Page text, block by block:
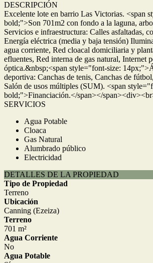
DESCRIPCIÓN
Excelente lote en barrio Las Victorias. <span
bold;">Son 701m2 con fondo a la laguna,
Servicios e infraestructura: Calles asfaltadas,
Energía eléctrica (media y baja tensión)
agua corriente, Red cloacal domiciliaria y
efluentes, Red interna de gas natural, Internet
óptica.&nbsp;<span style="font-size:
deportiva: Canchas de tenis, Canchas de
Salón de usos múltiples (SUM). <span
bold;">Financiación.</span></
SERVICIOS
Agua Potable
Cloaca
Gas Natural
Alumbrado público
Electricidad
DETALLES DE LA PROPIEDAD
Tipo de Propiedad
Terreno
Ubicación
Canning (Ezeiza)
Terreno
701 m²
Agua Corriente
No
Agua Potable